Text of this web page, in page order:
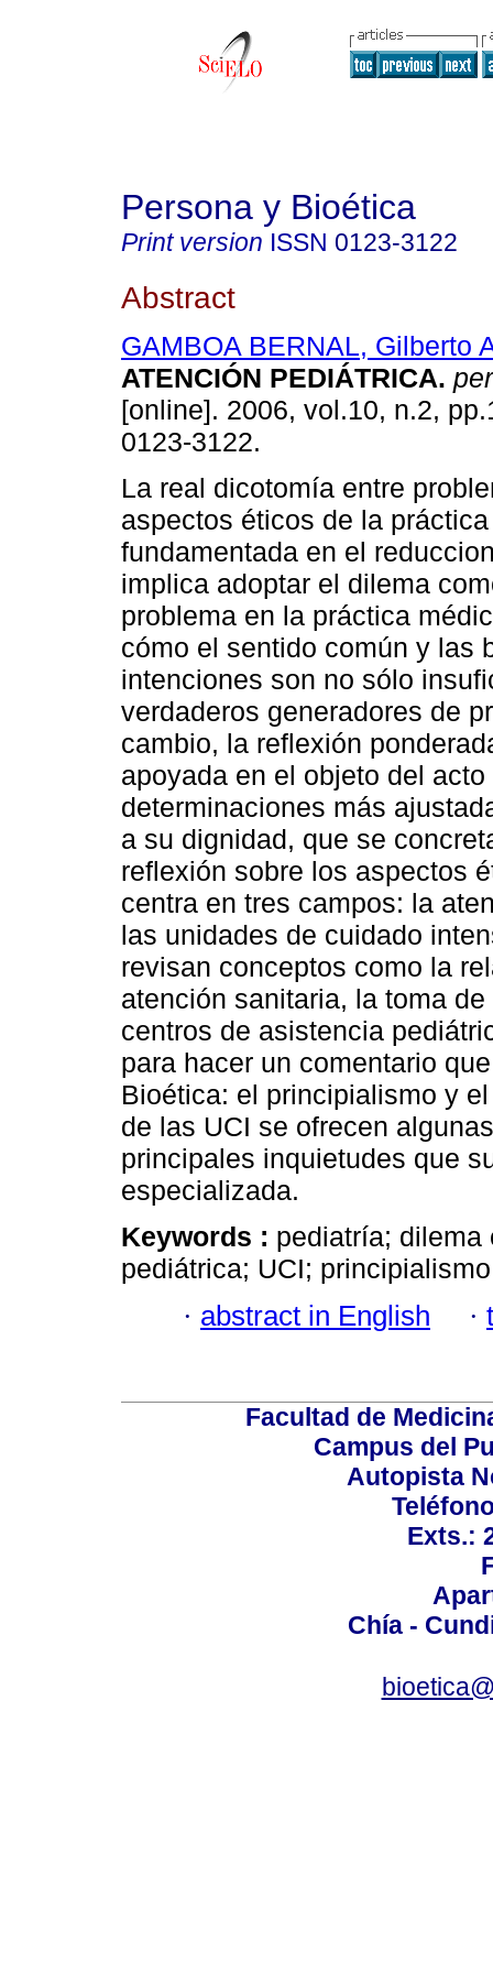
Persona y Bioética
Print version ISSN 0123-3122
Abstract
GAMBOA BERNAL, Gilberto
ATENCIÓN PEDIÁTRICA.
[online]. 2006, vol.10, n.2,
0123-3122.
La real dicotomía entre
aspectos éticos de la
fundamentada en el
implica adoptar el dilema
problema en la práctica
cómo el sentido común y las
intenciones son no sólo
verdaderos generadores de
cambio, la reflexión
apoyada en el objeto del
determinaciones más
a su dignidad, que se
reflexión sobre los aspectos
centra en tres campos: la
las unidades de cuidado
revisan conceptos como la
atención sanitaria, la toma
centros de asistencia
para hacer un comentario
Bioética: el principialismo y
de las UCI se ofrecen
principales inquietudes que
especializada.
Keywords : pediatría; dilema
pediátrica; UCI;
· abstract in English ·
Facultad de
Campus del
Autopista
Exts.:
Chía -